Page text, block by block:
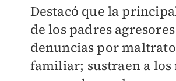
Destacó que la
de los padres
denuncias por maltrato
familiar; sustraen a los